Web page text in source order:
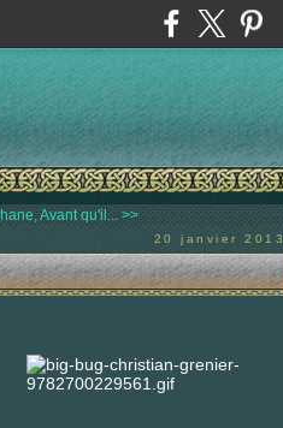
Avant qu'il... >>
20 janvier 2013